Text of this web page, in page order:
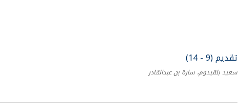
تقديم (9 - 14)
سعيد بلقيدوم، سارة بن عبدالقادر